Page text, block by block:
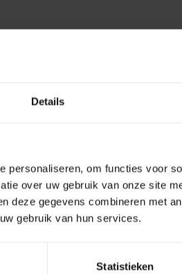
Details
personaliseren, om functies voor
over uw gebruik van onze site
deze gegevens combineren met
gebruik van hun services.
Statistieken